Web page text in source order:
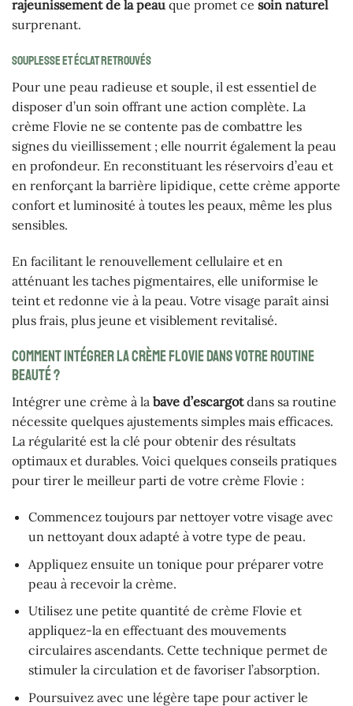
rajeunissement de la peau que promet ce soin naturel
surprenant.
Souplesse et éclat retrouvés
Pour une peau radieuse et souple, il est essentiel de
disposer d’un soin offrant une action complète. La
crème Flovie ne se contente pas de combattre les
signes du vieillissement ; elle nourrit également la peau
en profondeur. En reconstituant les réservoirs d’eau et
en renforçant la barrière lipidique, cette crème apporte
confort et luminosité à toutes les peaux, même les plus
sensibles.
En facilitant le renouvellement cellulaire et en
atténuant les taches pigmentaires, elle uniformise le
teint et redonne vie à la peau. Votre visage paraît ainsi
plus frais, plus jeune et visiblement revitalisé.
Comment intégrer la crème Flovie dans votre routine
beauté ?
Intégrer une crème à la bave d’escargotdans sa routine
nécessite quelques ajustements simples mais efficaces.
La régularité est la clé pour obtenir des résultats
optimaux et durables. Voici quelques conseils pratiques
pour tirer le meilleur parti de votre crème Flovie :
Commencez toujours par nettoyer votre visage avec
un nettoyant doux adapté à votre type de peau.
Appliquez ensuite un tonique pour préparer votre
peau à recevoir la crème.
Utilisez une petite quantité de crème Flovie et
appliquez-la en effectuant des mouvements
circulaires ascendants. Cette technique permet de
stimuler la circulation et de favoriser l’absorption.
Poursuivez avec une légère tape pour activer le